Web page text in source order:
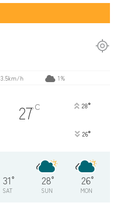
3.5km/h 1%
27°C 28°
26°
31°
SAT
28°
SUN
26°
MON